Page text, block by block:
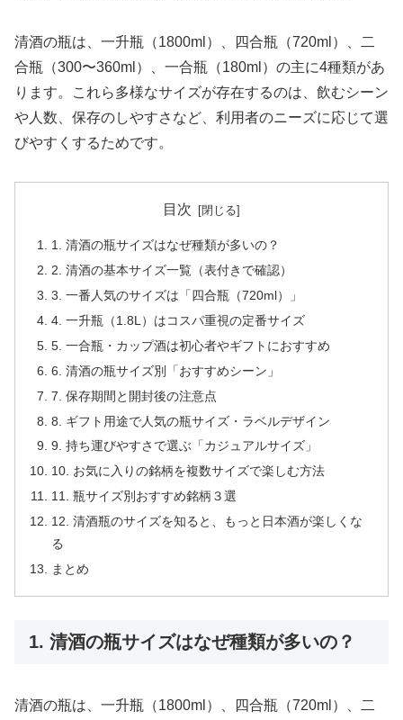
清酒の瓶は、一升瓶（1800ml）、四合瓶（720ml）、二
合瓶（300〜360ml）、一合瓶（180ml）の主に4種類があ
ります。これら多様なサイズが存在するのは、飲むシーン
や人数、保存のしやすさなど、利用者のニーズに応じて選
びやすくするためです。
目次
1. 清酒の瓶サイズはなぜ種類が多いの？
2. 清酒の基本サイズ一覧（表付きで確認）
3. 一番人気のサイズは「四合瓶（720ml）」
4. 一升瓶（1.8L）はコスパ重視の定番サイズ
5. 一合瓶・カップ酒は初心者やギフトにおすすめ
6. 清酒の瓶サイズ別「おすすめシーン」
7. 保存期間と開封後の注意点
8. ギフト用途で人気の瓶サイズ・ラベルデザイン
9. 持ち運びやすさで選ぶ「カジュアルサイズ」
10. お気に入りの銘柄を複数サイズで楽しむ方法
11. 瓶サイズ別おすすめ銘柄３選
12. 清酒瓶のサイズを知ると、もっと日本酒が楽しくな
る
まとめ
1. 清酒の瓶サイズはなぜ種類が多いの？
清酒の瓶は、一升瓶（1800ml）、四合瓶（720ml）、二